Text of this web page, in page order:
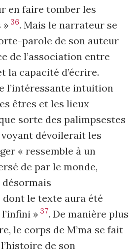
en faire tomber les
» 36. Mais le narrateur se
parole de son auteur
de l’association entre
la capacité d’écrire.
l’intéressante intuition
êtres et les lieux
sorte des palimpsestes
dévoilerait les
« ressemble à un
de par le monde,
dont le texte aura été
» 37. De manière plus
le corps de M’ma se fait
de son